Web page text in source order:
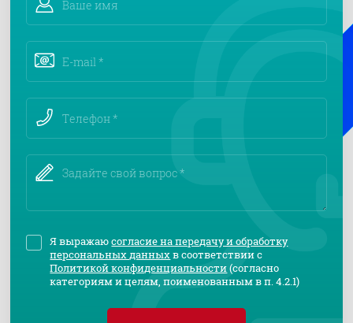
Я выражаюсогласие на передачу и обработку
персональных данныхв соответствии с
Политикой конфиденциальности(согласно
категориям и целям, поименованным в п. 4.2.1)